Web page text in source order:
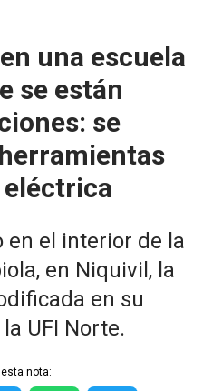
una escuela
se están
se
eléctrica
en el interior de la
en Niquivil, la
en su
UFI Norte.
nota: